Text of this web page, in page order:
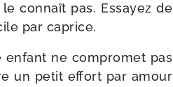
connaît pas. Essayez de
par caprice.
ne com­pro­met pas
un petit effort par amour